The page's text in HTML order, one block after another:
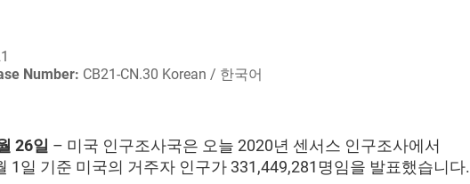
Number: CB21-CN.30 Korean / 한국어
26일 – 미국 인구조사국은 오늘 2020년 센서스 인구조사에서
1일 기준 미국의 거주자 인구가 331,449,281명임을 발표했습니다.